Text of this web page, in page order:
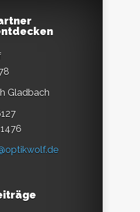
Gladbach